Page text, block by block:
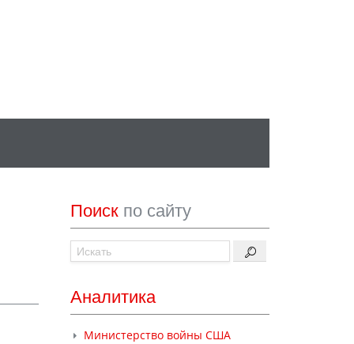
Поиск по сайту
Аналитика
Министерство войны США